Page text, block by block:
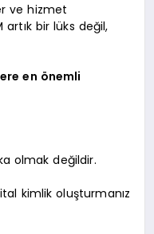
ve hizmet
bir lüks değil,
en önemli
olmak değildir.
kimlik oluşturmanız